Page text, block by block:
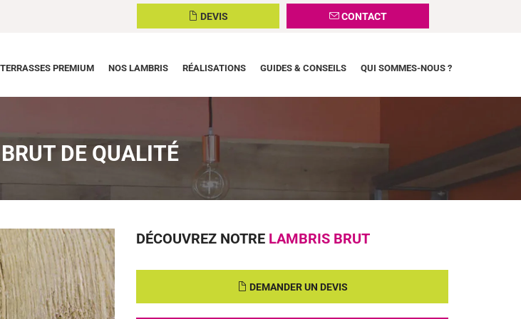
DEVIS CONTACT
PREMIUM NOS LAMBRIS RÉALISATIONS GUIDES & CONSEILS QUI SOMMES-NOUS ?
DE QUALITÉ
DÉCOUVREZ NOTRE LAMBRIS BRUT
DEMANDER UN DEVIS